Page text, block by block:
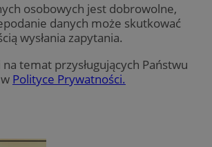
osobowych jest dobrowolne,
danych może skutkować
wysłania zapytania.
temat przysługujących Państwu
Polityce Prywatności.